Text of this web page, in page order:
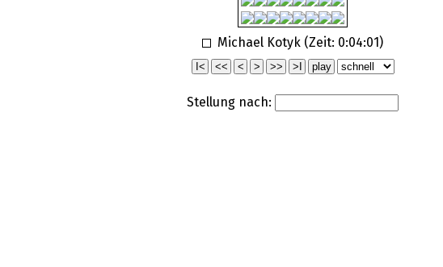
Michael Kotyk (Zeit: 0:04:01 )
Stellung nach: